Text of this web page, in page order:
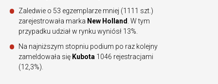
Zaledwie o 53 egzemplarze mniej (1111 szt.)
zarejestrowała marka New Holland . W tym
przypadku udział w rynku wyniósł 13%.
Na najniższym stopniu podium po raz kolejny
zameldowała się Kubota 1046 rejestracjami
(12,3%).